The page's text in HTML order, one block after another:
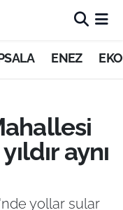
ENEZ
aynı
yollar sular